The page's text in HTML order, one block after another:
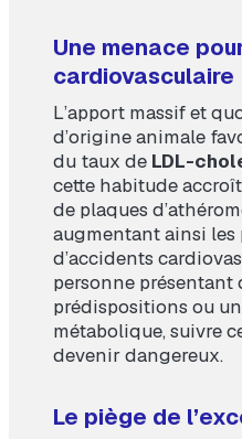
Une menace
cardiovasculaire
L’apport massif et
d’origine animale
du taux de LDL-
cette habitude
de plaques
augmentant ainsi les
d’accidents
personne présentant
prédispositions ou
métabolique, suivre
devenir dangereux.
Le piège de